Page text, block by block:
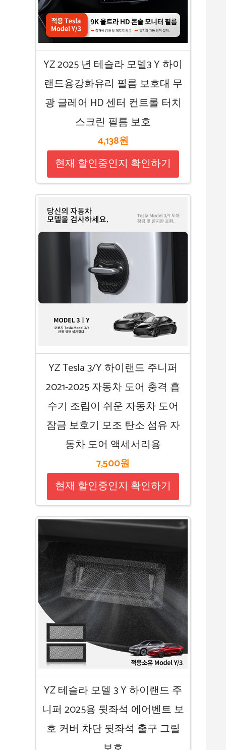
YZ 2025 년 테슬라 모델3 Y 하이
랜드용강화유리 필름 보호대 무
광 글레어 HD 센터 컨트롤 터치
스크린 필름 보호
4,138원
현재 할인중인지 확인하기
YZ Tesla 3/Y 하이랜드 주니퍼
2021-2025 자동차 도어 충격 흡
수기 조립이 쉬운 자동차 도어
잠금 보호기 모조 탄소 섬유 자
동차 도어 액세서리용
7,500원
현재 할인중인지 확인하기
YZ 테슬라 모델 3 Y 하이랜드 주
니퍼 2025용 뒷좌석 에어벤트 보
호 커버 차단 뒷좌석 출구 그릴